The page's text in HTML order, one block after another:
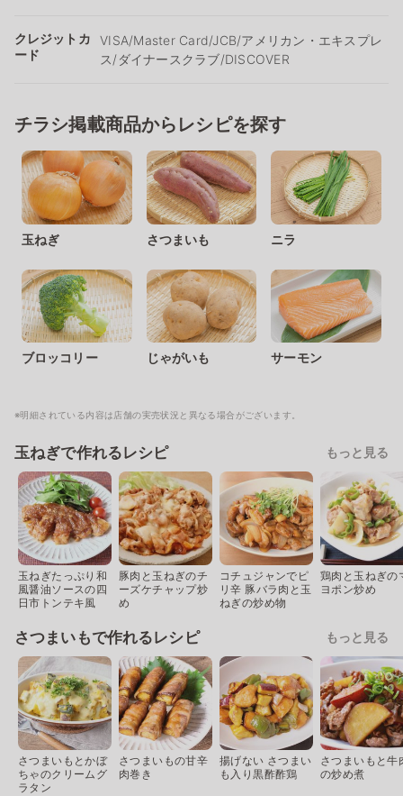
クレジットカ
ード
VISA/Master Card/JCB/アメリカン・エキスプレ
ス/ダイナースクラブ/DISCOVER
チラシ掲載商品からレシピを探す
玉ねぎ さつまいも ニラ
ブロッコリー じゃがいも サーモン
※明細されている内容は店舗の実売状況と異なる場合がございます。
玉ねぎで作れるレシピ もっと見る
玉ねぎたっぷり和
風醤油ソースの四
日市トンテキ風
豚肉と玉ねぎのチ
ーズケチャップ炒
め
コチュジャンでピ
リ辛 豚バラ肉と玉
ねぎの炒め物
鶏肉と玉ねぎの
ヨポン炒め
さつまいもで作れるレシピ もっと見る
さつまいもとかぼ
ちゃのクリームグ
ラタン
さつまいもの甘辛
肉巻き
揚げない さつまい
も入り黒酢酢鶏
さつまいもと牛
の炒め煮